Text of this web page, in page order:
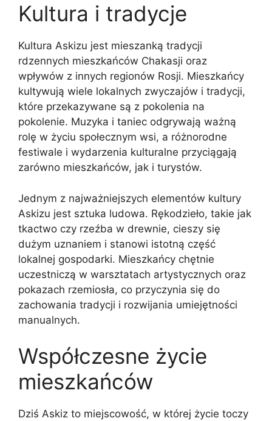
Kultura i tradycje
Kultura Askizu jest mieszanką tradycji
rdzennych mieszkańców Chakasji oraz
wpływów z innych regionów Rosji. Mieszkańcy
kultywują wiele lokalnych zwyczajów i tradycji,
które przekazywane są z pokolenia na
pokolenie. Muzyka i taniec odgrywają ważną
rolę w życiu społecznym wsi, a różnorodne
festiwale i wydarzenia kulturalne przyciągają
zarówno mieszkańców, jak i turystów.
Jednym z najważniejszych elementów kultury
Askizu jest sztuka ludowa. Rękodzieło, takie jak
tkactwo czy rzeźba w drewnie, cieszy się
dużym uznaniem i stanowi istotną część
lokalnej gospodarki. Mieszkańcy chętnie
uczestniczą w warsztatach artystycznych oraz
pokazach rzemiosła, co przyczynia się do
zachowania tradycji i rozwijania umiejętności
manualnych.
Współczesne życie
mieszkańców
Dziś Askiz to miejscowość, w której życie toczy